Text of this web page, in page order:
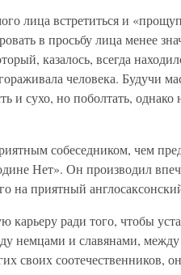
лица встретиться и
в просьбу лица менее
казалось, всегда
человека. Будучи
и сухо, но поболтать,
собеседником, чем
Нет». Он производил
на приятный
карьеру ради того, чтобы
немцами и славянами,
своих соотечественников,